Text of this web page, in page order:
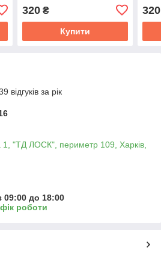
320₴
Купити
320
відгуків за рік
"ТД ЛОСК", периметр 109, Харків,
09:00 до 18:00
роботи